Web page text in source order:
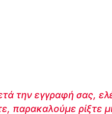
την εγγραφή σας,
παρακαλούμε ρίξτε